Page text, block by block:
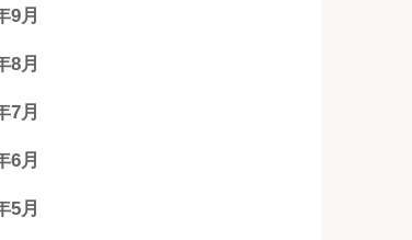
9月
8月
7月
6月
5月